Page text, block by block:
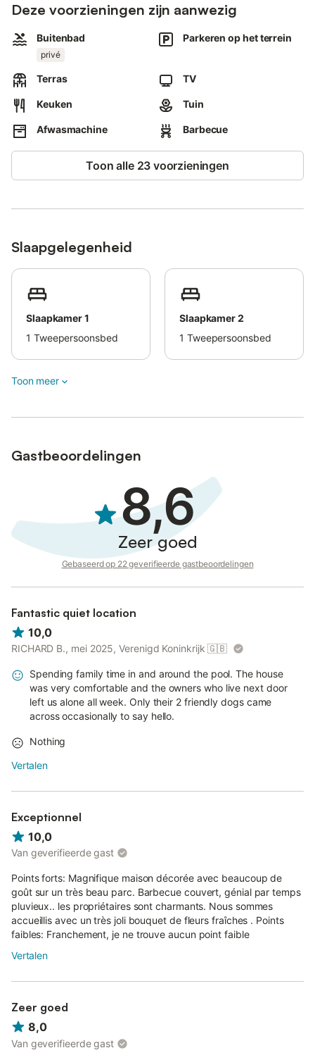
Deze voorzieningen zijn aanwezig
Buitenbad
privé
Parkeren op het terrein
Terras TV
Keuken Tuin
Afwasmachine Barbecue
Toon alle 23 voorzieningen
Slaapgelegenheid
Slaapkamer 1
1 Tweepersoonsbed
Slaapkamer 2
1 Tweepersoonsbed
Toon meer
Gastbeoordelingen
8,6
Zeer goed
Gebaseerd op 22 geverifieerde gastbeoordelingen
Fantastic quiet location
10,0
RICHARD B., mei 2025, Verenigd Koninkrijk 🇬🇧
Spending family time in and around the pool. The house
was very comfortable and the owners who live next door
left us alone all week. Only their 2 friendly dogs came
across occasionally to say hello.
Nothing
Vertalen
Exceptionnel
10,0
Van geverifieerde gast
Points forts: Magnifique maison décorée avec beaucoup de
goût sur un très beau parc. Barbecue couvert, génial par temps
pluvieux.. les propriétaires sont charmants. Nous sommes
accueillis avec un très joli bouquet de fleurs fraîches . Points
faibles: Franchement, je ne trouve aucun point faible
Vertalen
Zeer goed
8,0
Van geverifieerde gast